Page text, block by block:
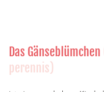
Das Gänseblümchen
perennis)